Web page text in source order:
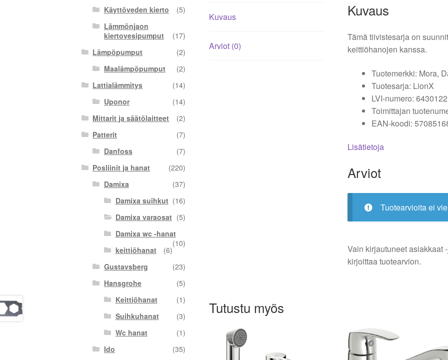
Kuvaus
Arviot (0)
Kuvaus
Tämä tiivistesarja on
keittiöhanojen kanssa.
Tuotemerkki: Mora,
Tuotesarja: LionX
LVI-numero: 6430122
Toimittajan
EAN-koodi:
Lisätietoja
Arviot
Tuotearvioita ei
Vain kirjautuneet asiakkaat
kirjoittaa tuotearvion.
Tutustu myös
Käyttöveden kierto
(5)
Lämmönjaon
kiertovesipumput
(17)
Lämpöpumput
(2)
Maalämpöpumput
(2)
Lattialämmitys
(14)
Uponor
(14)
Mittarit ja säätölaitteet
(2)
Patterit
(7)
Danfoss
(7)
Posliinit ja hanat
(220)
Damixa
(37)
Damixa suihkut (16)
Damixa varaosat (5)
Damixa wc -hanat
(10)
keittiöhanat
(6)
Gustavsberg
(23)
Hansgrohe
(5)
Keittiöhanat
(1)
Suihkuhanat
(3)
Wc hanat
(1)
Ido
(35)